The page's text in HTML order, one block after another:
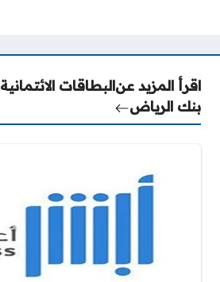
اقرأ المزيد عنالبطاقات الائتمانية
بنك الرياض